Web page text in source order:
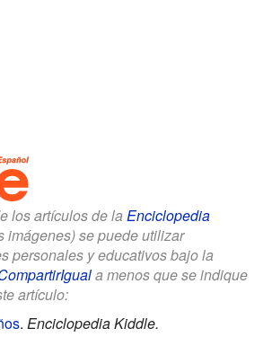
los artículos de la Enciclopedia
imágenes) se puede utilizar
personales y educativos bajo la
a menos que se indique
artículo:
. Enciclopedia Kiddle.